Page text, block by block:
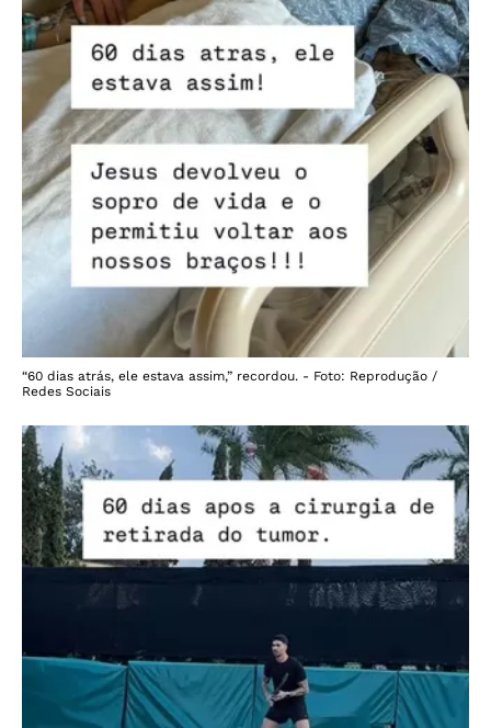
“60 dias atrás, ele estava assim,” recordou. - Foto: Reprodução /
Redes Sociais